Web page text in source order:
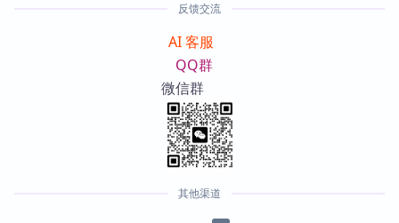
反馈交流
AI 客服
QQ群
微信群
其他渠道